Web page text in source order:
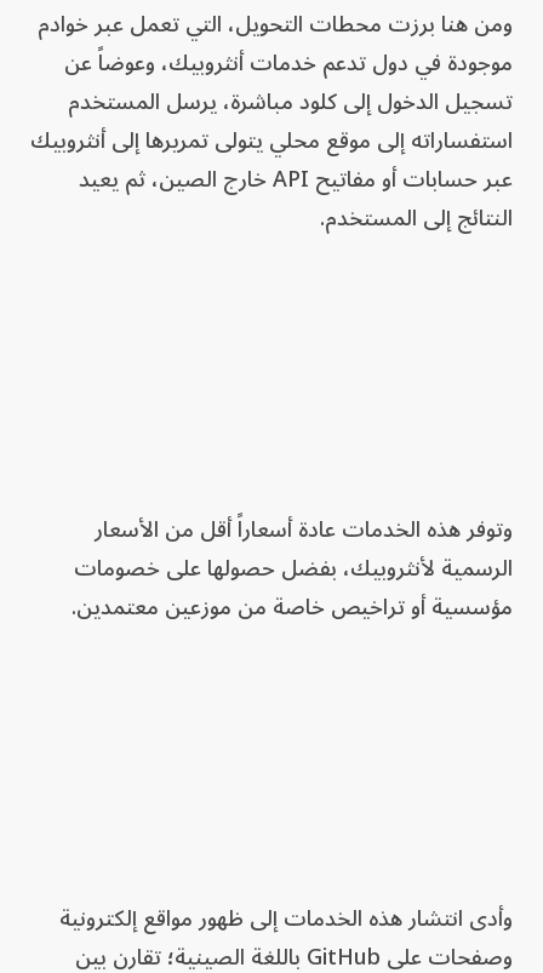
ومن هنا برزت محطات التحويل، التي تعمل عبر خوادم
موجودة في دول تدعم خدمات أنثروبيك، وعوضاً عن
تسجيل الدخول إلى كلود مباشرة، يرسل المستخدم
استفساراته إلى موقع محلي يتولى تمريرها إلى أنثروبيك
عبر حسابات أو مفاتيح API خارج الصين، ثم يعيد
النتائج إلى المستخدم.
وتوفر هذه الخدمات عادة أسعاراً أقل من الأسعار
الرسمية لأنثروبيك، بفضل حصولها على خصومات
مؤسسية أو تراخيص خاصة من موزعين معتمدين.
وأدى انتشار هذه الخدمات إلى ظهور مواقع إلكترونية
وصفحات على GitHub باللغة الصينية؛ تقارن بين